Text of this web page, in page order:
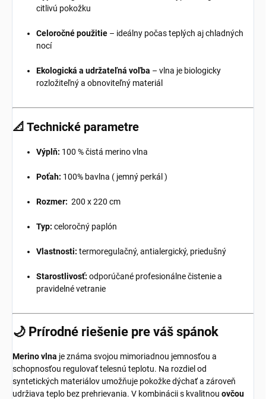
citlivú pokožku
Celoročné použitie – ideálny počas teplých aj chladných
nocí
Ekologická a udržateľná voľba – vlna je biologicky
rozložiteľný a obnoviteľný materiál
📐 Technické parametre
Výplň: 100 % čistá merino vlna
Poťah: 100% bavlna ( jemný perkál )
Rozmer: 200 x 220 cm
Typ: celoročný paplón
Vlastnosti: termoregulačný, antialergický, priedušný
Starostlivosť: odporúčané profesionálne čistenie a
pravidelné vetranie
🌙 Prírodné riešenie pre váš spánok
Merino vlna je známa svojou mimoriadnou jemnosťou a
schopnosťou regulovať telesnú teplotu. Na rozdiel od
syntetických materiálov umožňuje pokožke dýchať a zároveň
udržiava teplo bez prehrievania. V kombinácii s kvalitnou ovčou